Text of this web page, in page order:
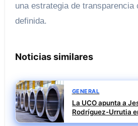
una estrategia de transparencia
definida.
Noticias similares
GENERAL
La UCO apunta a
Rodríguez-Urrutia
rescate de Tubos